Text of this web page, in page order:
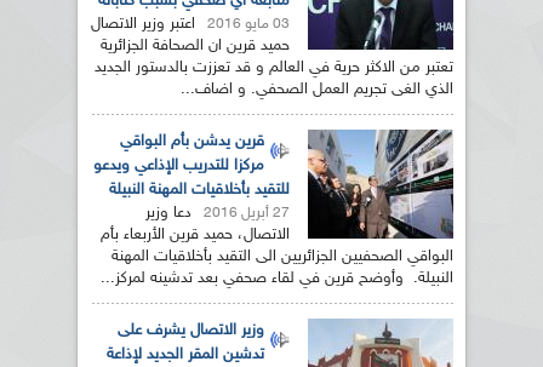
03 مايو 2016
اعتبر وزير الاتصال
حميد قرين ان الصحافة الجزائرية
تعتبر من الاكثر حرية في العالم و قد تعززت بالدستور الجديد
الذي الغى تجريم العمل الصحفي. و اضاف...
قرين يدشن بأم البواقي
مركزا للتدريب الإذاعي ويدعو
للتقيد بأخلاقيات المهنة النبيلة
27 أبريل 2016
دعا وزير
الاتصال، حميد قرين الأربعاء بأم
البواقي الصحفيين الجزائريين الى التقيد بأخلاقيات المهنة
النبيلة. وأوضح قرين في لقاء صحفي بعد تدشينه لمركز...
وزير الاتصال يشرف على
تدشين المقر الجديد لإذاعة